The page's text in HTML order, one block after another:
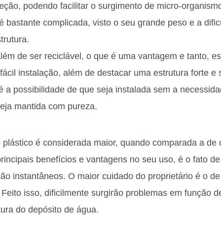
podendo facilitar o surgimento de micro-
bastante complicada, visto o seu grande peso e a
de ser reciclável, o que é uma vantagem e tanto,
instalação, além de destacar uma estrutura forte e
a possibilidade de que seja instalada sem a
mantida com pureza.
é considerada maior, quando comparada a de
benefícios e vantagens no seu uso, é o fato
instantâneos. O maior cuidado do proprietário é o
isso, dificilmente surgirão problemas em função
do depósito de água.